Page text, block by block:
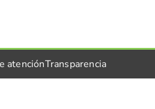
atenciónTransparencia